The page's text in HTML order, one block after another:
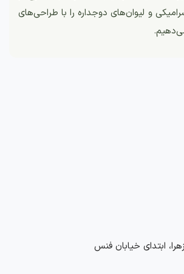
و لیوان‌های دوجداره را با طراحی‌های
ابتدای خیابان فنس